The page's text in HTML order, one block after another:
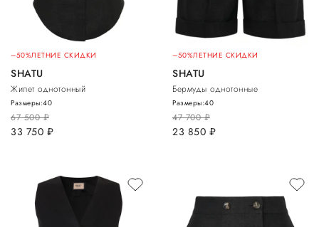
–50%ЛЕТНИЕ СКИДКИ
SHATU
Жилет однотонный
67 500руб.
33 750 руб.
Размеры:40
–50%ЛЕТНИЕ СКИДКИ
SHATU
Бермуды однотонные
47 700руб.
23 850 руб.
Размеры:40